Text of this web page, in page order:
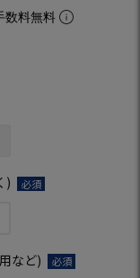
数料無料
)
など)